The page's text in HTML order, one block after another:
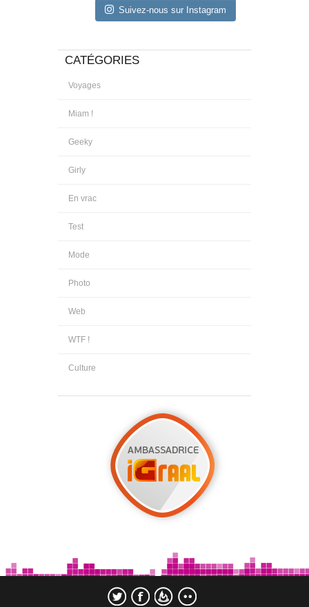
Suivez-nous sur Instagram
CATÉGORIES
Voyages
Miam !
Geeky
Girly
En vrac
Test
Mode
Photo
Web
WTF !
Culture